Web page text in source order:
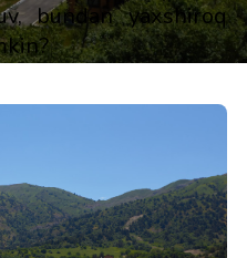
bundan yaxshiroq